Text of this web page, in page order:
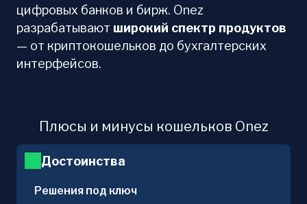
цифровых банков и бирж. Onez
разрабатывают широкий спектр продуктов
— от криптокошельков до бухгалтерских
интерфейсов.
Плюсы и минусы кошельков Onez
Достоинства
Решения под ключ